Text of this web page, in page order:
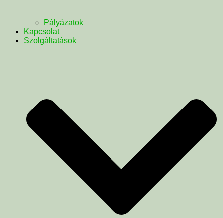
Pályázatok
Kapcsolat
Szolgáltatások